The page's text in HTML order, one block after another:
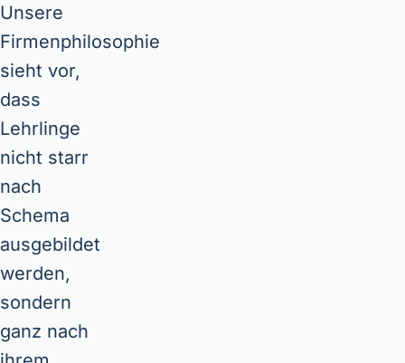
Unsere
Firmenphilosophie
sieht vor,
dass
Lehrlinge
nicht starr
nach
Schema
ausgebildet
werden,
sondern
ganz nach